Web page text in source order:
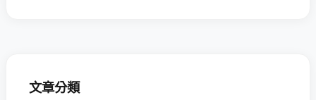
文章分類